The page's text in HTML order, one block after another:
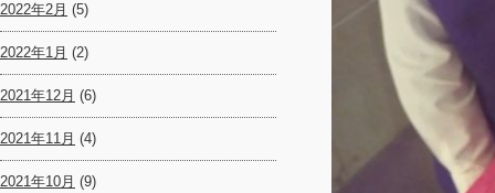
2022年2月 (5)
2022年1月 (2)
2021年12月 (6)
2021年11月 (4)
2021年10月 (9)